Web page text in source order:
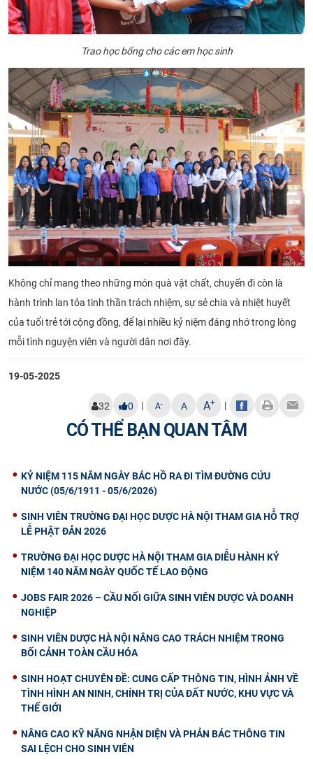
Trao học bổng cho các em học sinh
Không chỉ mang theo những món quà vật chất, chuyến đi còn là
hành trình lan tỏa tinh thần trách nhiệm, sự sẻ chia và nhiệt huyết
của tuổi trẻ tới cộng đồng, để lại nhiều kỷ niệm đáng nhớ trong lòng
mỗi tình nguyện viên và người dân nơi đây.
19-05-2025
32 0 | A- A A+ |
CÓ THỂ BẠN QUAN TÂM
KỶ NIỆM 115 NĂM NGÀY BÁC HỒ RA ĐI TÌM ĐƯỜNG CỨU
NƯỚC (05/6/1911 - 05/6/2026)
SINH VIÊN TRƯỜNG ĐẠI HỌC DƯỢC HÀ NỘI THAM GIA HỖ TRỢ
LỄ PHẬT ĐẢN 2026
TRƯỜNG ĐẠI HỌC DƯỢC HÀ NỘI THAM GIA DIỄU HÀNH KỶ
NIỆM 140 NĂM NGÀY QUỐC TẾ LAO ĐỘNG
JOBS FAIR 2026 – CẦU NỐI GIỮA SINH VIÊN DƯỢC VÀ DOANH
NGHIỆP
SINH VIÊN DƯỢC HÀ NỘI NÂNG CAO TRÁCH NHIỆM TRONG
BỐI CẢNH TOÀN CẦU HÓA
SINH HOẠT CHUYÊN ĐỀ: CUNG CẤP THÔNG TIN, HÌNH ẢNH VỀ
TÌNH HÌNH AN NINH, CHÍNH TRỊ CỦA ĐẤT NƯỚC, KHU VỰC VÀ
THẾ GIỚI
NÂNG CAO KỸ NĂNG NHẬN DIỆN VÀ PHẢN BÁC THÔNG TIN
SAI LỆCH CHO SINH VIÊN